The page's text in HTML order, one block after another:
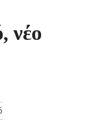
νέο